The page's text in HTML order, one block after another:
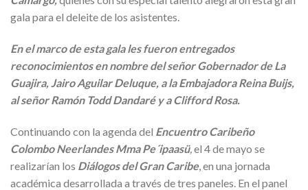
gala para el deleite de los asistentes.
En el marco de esta gala les fueron entregados
reconocimientos en nombre del señor Gobernador de La
Guajira, Jairo Aguilar Deluque, a la Embajadora Reina Buijs,
al señor Ramón Todd Dandaré y a Clifford Rosa.
Continuando con la agenda del Encuentro Caribeño
Colombo Neerlandes Mma Pe´ipaasü,el 4 de mayo se
realizarían los Diálogos del Gran Caribe, en una jornada
académica desarrollada a través de tres paneles. En el panel